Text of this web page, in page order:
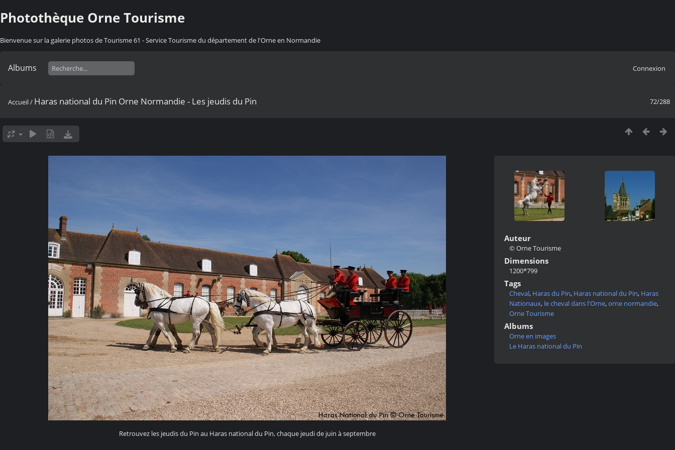
Photothèque Orne Tourisme
Bienvenue sur la galerie photos de Tourisme 61 - Service Tourisme du département de l'Orne en Normandie
Albums Connexion
72/288
Accueil/ Haras national du Pin Orne Normandie - Les jeudis du Pin
Retrouvez les jeudis du Pin au Haras national du Pin, chaque jeudi de juin à septembre
Auteur
© Orne Tourisme
Dimensions
1200*799
Tags
Cheval, Haras du Pin, Haras national du Pin, Haras
Nationaux, le cheval dans l'Orne,orne normandie,
Orne Tourisme
Albums
Orne en images
Le Haras national du Pin